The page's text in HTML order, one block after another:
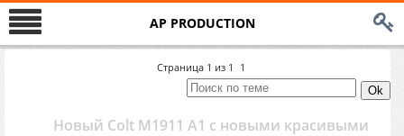
AP PRODUCTION
Страница 1 из 1 1
Новый Colt M1911 A1 с новыми красивыми